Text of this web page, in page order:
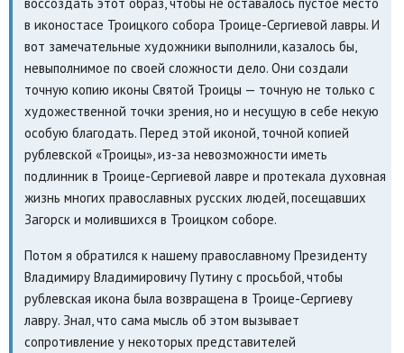
в иконостасе Троицкого собора Троице-Сергиевой лавры. И
вот замечательные художники выполнили, казалось бы,
невыполнимое по своей сложности дело. Они создали
точную копию иконы Святой Троицы — точную не только с
художественной точки зрения, но и несущую в себе некую
особую благодать. Перед этой иконой, точной копией
рублевской «Троицы», из-за невозможности иметь
подлинник в Троице-Сергиевой лавре и протекала духовная
жизнь многих православных русских людей, посещавших
Загорск и молившихся в Троицком соборе.
Потом я обратился к нашему православному Президенту
Владимиру Владимировичу Путину с просьбой, чтобы
рублевская икона была возвращена в Троице-Сергиеву
лавру. Знал, что сама мысль об этом вызывает
сопротивление у некоторых представителей